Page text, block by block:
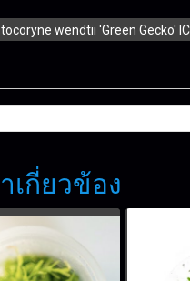
wendtii 'Green Gecko'
เกี่ยวข้อง